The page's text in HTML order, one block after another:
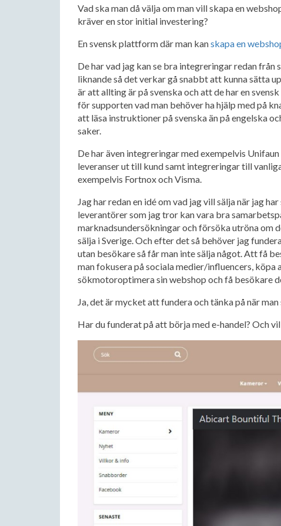
Vad ska man då välja om man vill skapa en
kräver en stor initial investering?
En svensk plattform där man kanskapa en
De har vad jag kan se bra integreringar redan från
liknande så det verkar gå snabbt att kunna sätta
är att allting är på svenska och att de har en
för supporten vad man behöver ha hjälp med på
att läsa instruktioner på svenska än på engelska
saker.
De har även integreringar med exempelvis
leveranser ut till kund samt integreringar till
exempelvis Fortnox och Visma.
Jag har redan en idé om vad jag vill sälja när jag
leverantörer som jag tror kan vara bra
marknadsundersökningar och försöka utröna
sälja i Sverige. Och efter det så behöver jag
utan besökare så får man inte sälja något. Att få
man fokusera på sociala medier/influencers, köpa
sökmotoroptimera sin webshop och få besökare
Ja, det är mycket att fundera och tänka på när
Har du funderat på att börja med e-handel? Och